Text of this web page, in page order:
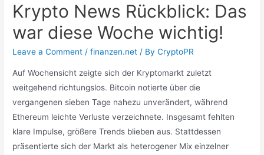
Krypto News Rückblick: Das
war diese Woche wichtig!
Leave a Comment /finanzen.net / ByCryptoPR
Auf Wochensicht zeigte sich der Kryptomarkt zuletzt
weitgehend richtungslos. Bitcoin notierte über die
vergangenen sieben Tage nahezu unverändert, während
Ethereum leichte Verluste verzeichnete. Insgesamt fehlten
klare Impulse, größere Trends blieben aus. Stattdessen
präsentierte sich der Markt als heterogener Mix einzelner